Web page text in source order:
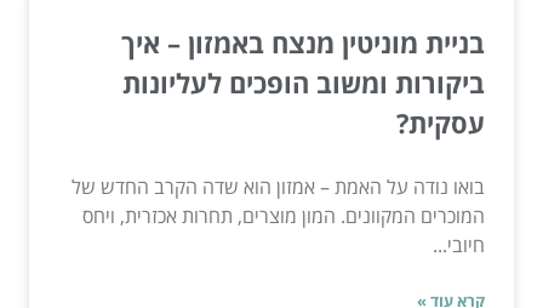
בניית מוניטין מנצח באמזון – איך
ביקורות ומשוב הופכים לעליונות
עסקית?
בואו נודה על האמת – אמזון הוא שדה הקרב החדש של
המוכרים המקוונים. המון מוצרים, תחרות אכזרית, ויחס
חיובי...
קרא עוד »